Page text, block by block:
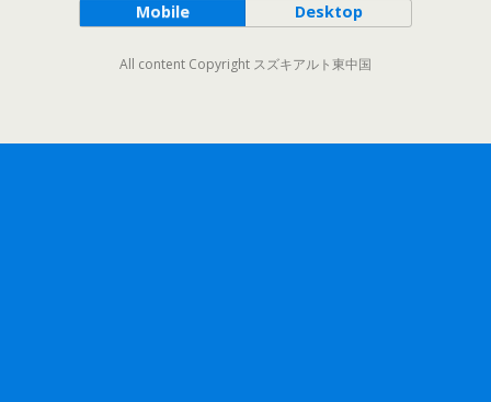
Mobile Desktop
All content Copyright スズキアルト東中国